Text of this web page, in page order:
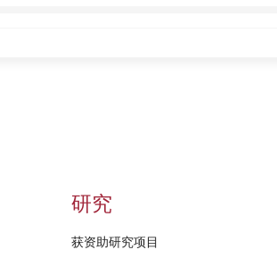
研究
获资助研究项目